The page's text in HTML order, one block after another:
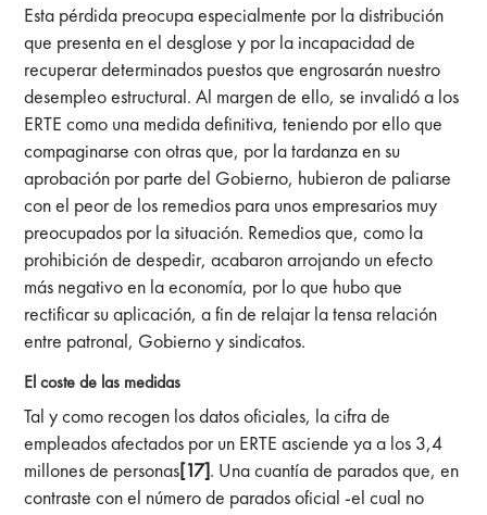
Esta pérdida preocupa especialmente por la distribución
que presenta en el desglose y por la incapacidad de
recuperar determinados puestos que engrosarán nuestro
desempleo estructural. Al margen de ello, se invalidó a los
ERTE como una medida definitiva, teniendo por ello que
compaginarse con otras que, por la tardanza en su
aprobación por parte del Gobierno, hubieron de paliarse
con el peor de los remedios para unos empresarios muy
preocupados por la situación. Remedios que, como la
prohibición de despedir, acabaron arrojando un efecto
más negativo en la economía, por lo que hubo que
rectificar su aplicación, a fin de relajar la tensa relación
entre patronal, Gobierno y sindicatos.
El coste de las medidas
Tal y como recogen los datos oficiales, la cifra de
empleados afectados por un ERTE asciende ya a los 3,4
millones de personas[17]. Una cuantía de parados que, en
contraste con el número de parados oficial -el cual no